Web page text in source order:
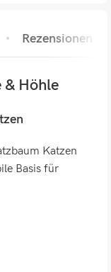
Rezensionen (0)
Höhle
Katzen
Basis für